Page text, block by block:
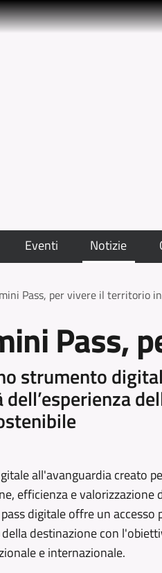
Eventi Notizie
Pass, per vivere il territorio
Pass,
strumento
all'avanguardia creato
efficienza e
digitale offre un
destinazione con
e internazionale.